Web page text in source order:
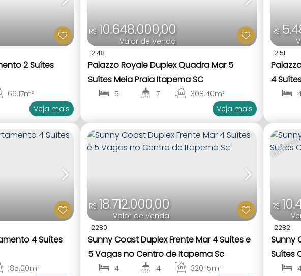
2 Suítes
66.17m²
Veja mais
2148
R$10.648.000,00
Valor de Venda
Palazzo Royale Duplex Quadra Mar 5
Suítes Meia Praia Itapema SC
5 7 308.40m²
Veja mais
2151
R$
4
4 Suítes
185.00m²
2280
R$18.712.000,00
Valor de Venda
Sunny Coast Duplex Frente Mar 4 Suítes e
5 Vagas no Centro de Itapema Sc
4 4 320.15m²
2282
R$
Sunny
Suítes